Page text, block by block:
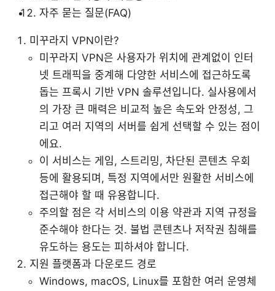
자주 묻는 질문(FAQ)
미꾸라지 VPN이란?
미꾸라지 VPN은 사용자가 위치에 관계없이 인터
넷 트래픽을 중계해 다양한 서비스에 접근하도록
돕는 프록시 기반 VPN 솔루션입니다. 실사용에서
의 가장 큰 매력은 비교적 높은 속도와 안정성, 그
리고 여러 지역의 서버를 쉽게 선택할 수 있는 점이
에요.
이 서비스는 게임, 스트리밍, 차단된 콘텐츠 우회
등에 활용되며, 특정 지역에서만 원활한 서비스에
접근해야 할 때 유용합니다.
주의할 점은 각 서비스의 이용 약관과 지역 규정을
준수해야 한다는 것. 불법 콘텐츠나 저작권 침해를
유도하는 용도는 피하셔야 합니다.
지원 플랫폼과 다운로드 경로
Windows, macOS, Linux를 포함한 여러 운영체